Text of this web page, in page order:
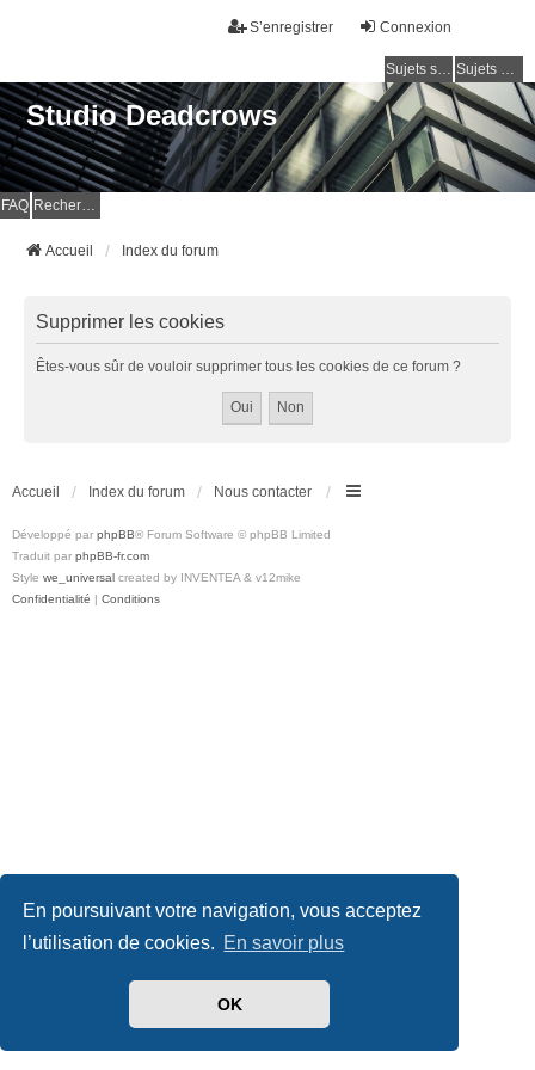
En poursuivant votre navigation, vous acceptez
l’utilisation de cookies. En savoir plus
OK
Connexion
S’enregistrer
Sujets sans réponse Sujets actifs
Studio Deadcrows
FAQ Rechercher
Accueil Index du forum
Supprimer les cookies
Êtes-vous sûr de vouloir supprimer tous les cookies de ce forum ?
Accueil Index du forum Nous contacter
Développé par phpBB® Forum Software © phpBB Limited
Traduit par phpBB-fr.com
Style we_universal created by INVENTEA & v12mike
Confidentialité | Conditions